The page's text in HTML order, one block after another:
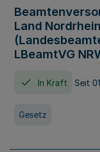
Land
LBeamtVG
In Kraft Seit
Gesetz